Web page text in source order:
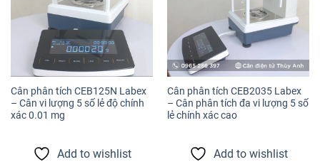
Cân phân tích CEB125N Labex
– Cân vi lượng 5 số lẻ độ chính
xác 0.01 mg
Add to wishlist
Cân phân tích CEB2035 Labex
– Cân phân tích đa vi lượng 5 số
lẻ chính xác cao
Add to wishlist